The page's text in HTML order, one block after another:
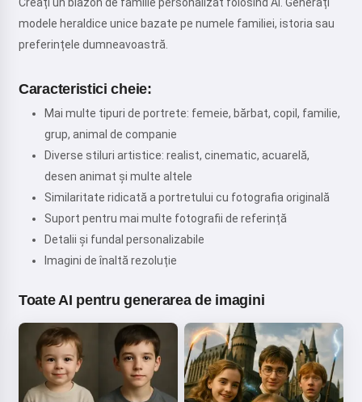
modele heraldice unice bazate pe numele familiei, istoria sau
preferințele dumneavoastră.
Caracteristici cheie:
Mai multe tipuri de portrete: femeie, bărbat, copil, familie,
grup, animal de companie
Diverse stiluri artistice: realist, cinematic, acuarelă,
desen animat și multe altele
Similaritate ridicată a portretului cu fotografia originală
Suport pentru mai multe fotografii de referință
Detalii și fundal personalizabile
Imagini de înaltă rezoluție
Toate AI pentru generarea de imagini